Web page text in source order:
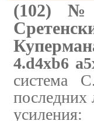
(102)
4.d4xb6
система
последних